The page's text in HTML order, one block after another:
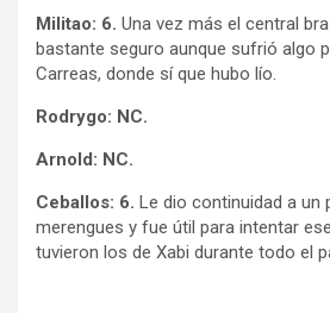
Militao: 6. Una vez más el central
bastante seguro aunque sufrió algo
Carreas, donde sí que hubo lío.
Rodrygo: NC.
Arnold: NC.
Ceballos: 6. Le dio continuidad a un
merengues y fue útil para intentar
tuvieron los de Xabi durante todo el